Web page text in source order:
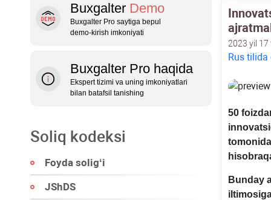
Buxgalter Demo
Buxgalter Pro saytiga bepul
demo‑kirish imkoniyati
Buxgalter Pro haqida
Ekspert tizimi va uning imkoniyatlari
bilan batafsil tanishing
Soliq kodeksi
Foyda soligʻi
JShDS
2023 yil 17
Rus tilida
50 foiz
i
Bunday